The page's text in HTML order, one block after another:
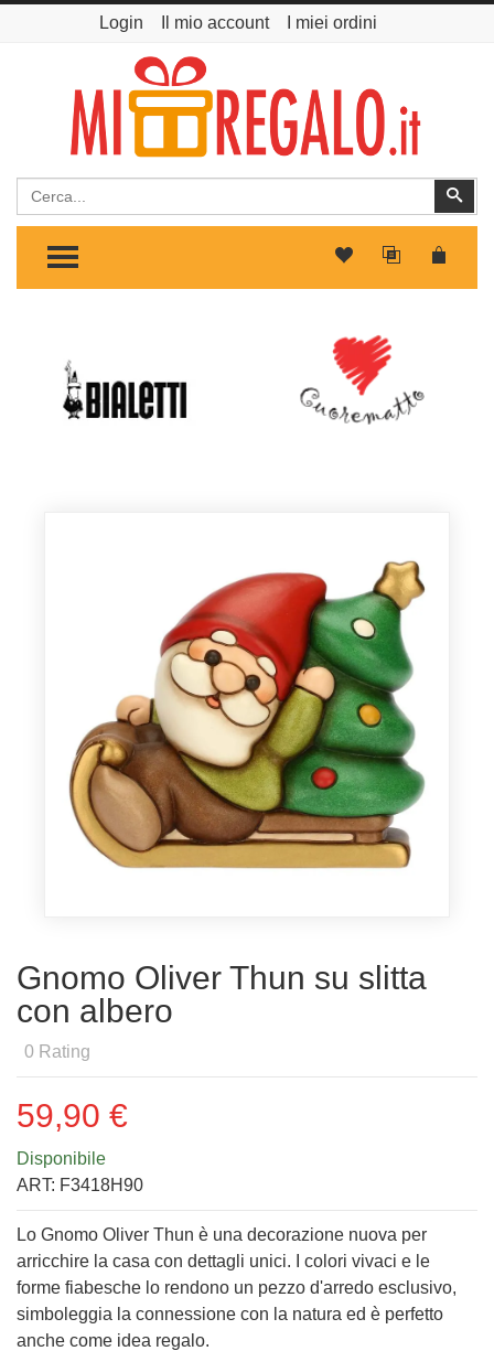
Login Il mio account I miei ordini
Cerca
TOGGLE MENU
Gnomo Oliver Thun su slitta
con albero
0 Rating
59,90 €
Disponibile
ART: F3418H90
Lo Gnomo Oliver Thun è una decorazione nuova per
arricchire la casa con dettagli unici. I colori vivaci e le
forme fiabesche lo rendono un pezzo d'arredo esclusivo,
simboleggia la connessione con la natura ed è perfetto
anche come idea regalo.